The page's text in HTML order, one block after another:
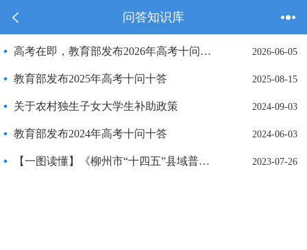
问答知识库
2026-06-05
高考在即，教育部发布2026年高考十问十答
2025-08-15
教育部发布2025年高考十问十答
2024-09-03
关于农村独生子女大学生补助政策
2024-06-03
教育部发布2024年高考十问十答
2023-07-26
【一图读懂】《柳州市“十四五”县域普通高中发展提升行动计划实施方案》